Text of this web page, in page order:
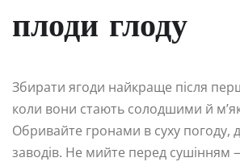
плоди глоду
Збирати ягоди найкраще після
коли вони стають солодшими й
Обривайте гронами в суху погоду,
заводів. Не мийте перед сушінням